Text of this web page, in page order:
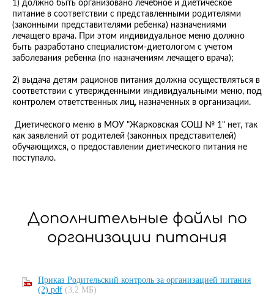
1) должно быть организовано лечебное и диетическое
питание в соответствии с представленными родителями
(законными представителями ребенка) назначениями
лечащего врача. При этом индивидуальное меню должно
быть разработано специалистом-диетологом с учетом
заболевания ребенка (по назначениям лечащего врача);
2) выдача детям рационов питания должна осуществляться в
соответствии с утвержденными индивидуальными меню, под
контролем ответственных лиц, назначенных в организации.
Диетического меню в МОУ "Жарковская СОШ № 1" нет, так
как заявлений от родителей (законных представителей)
обучающихся, о предоставлении диетического питания не
поступало.
Дополнительные файлы по
организации питания
Приказ Родительский контроль за организацией питания
(2).pdf (3,2 МБ)